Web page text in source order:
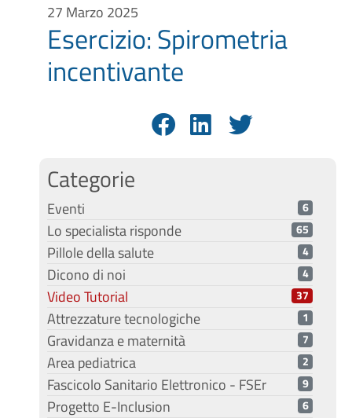
27 Marzo 2025
Esercizio: Spirometria
incentivante
Categorie
Eventi 6
Lo specialista risponde 65
Pillole della salute 4
Dicono di noi 4
Video Tutorial 37
Attrezzature tecnologiche 1
Gravidanza e maternità 7
Area pediatrica 2
Fascicolo Sanitario Elettronico - FSEr 9
Progetto E-Inclusion 6